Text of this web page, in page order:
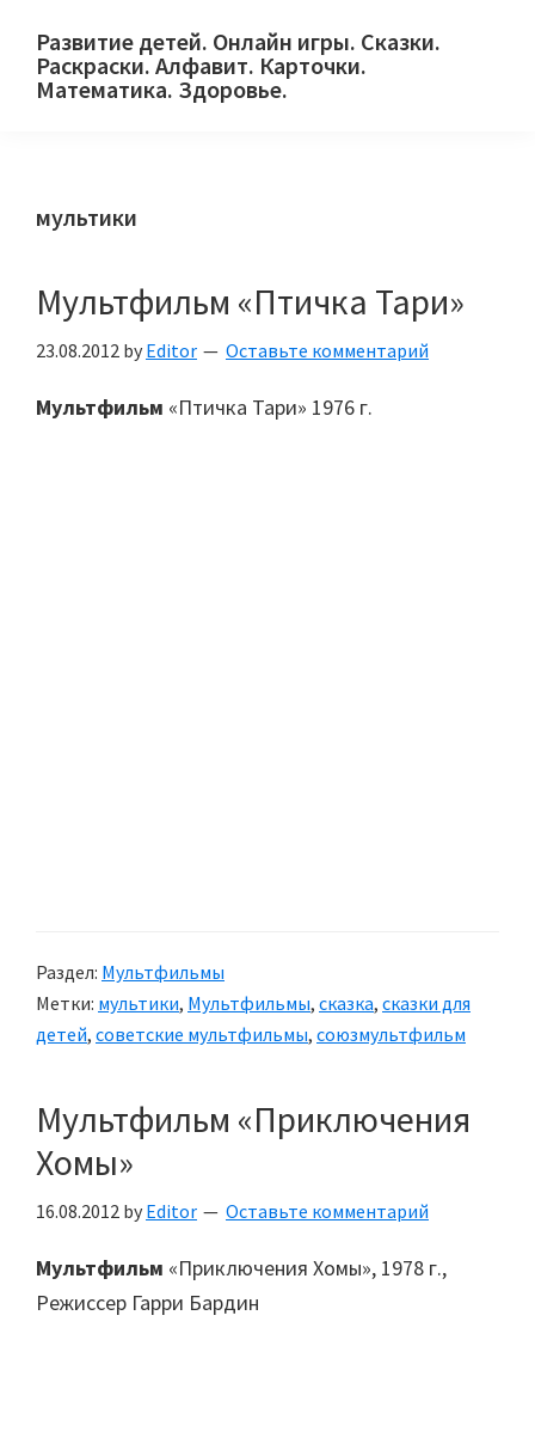
primary
main
primary
Развитие детей. Онлайн игры. Сказки.
Раскраски. Алфавит. Карточки.
Математика. Здоровье.
и
родителей.
мультики
Мультфильм «Птичка Тари»
23.08.2012 by Editor Оставьте комментарий
Мультфильм «Птичка Тари» 1976 г.
Раздел: Мультфильмы
Метки: мультики, Мультфильмы, сказка, сказки для
детей, советские мультфильмы, союзмультфильм
Мультфильм «Приключения
Хомы»
16.08.2012 by Editor Оставьте комментарий
Мультфильм «Приключения Хомы», 1978 г.,
Режиссер Гарри Бардин